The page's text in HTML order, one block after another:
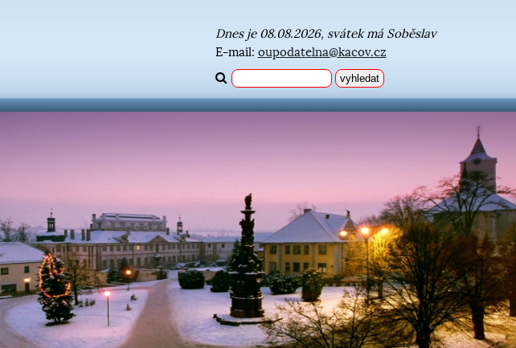
Dnes je 08.08.2026, svátek má Soběslav
E-mail: oupodatelna@kacov.cz